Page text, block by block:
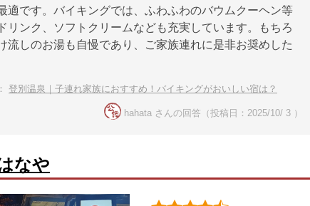
適です。バイキングでは、ふわふわのバウムクーヘン等
リンク、ソフトクリームなども充実しています。もちろ
流しのお湯も自慢であり、ご家族連れに是非お奨めした
登別温泉｜子連れ家族におすすめ！バイキングがおいしい宿は？
hahata さんの回答（投稿日：2025/10/ 3 ）
なや